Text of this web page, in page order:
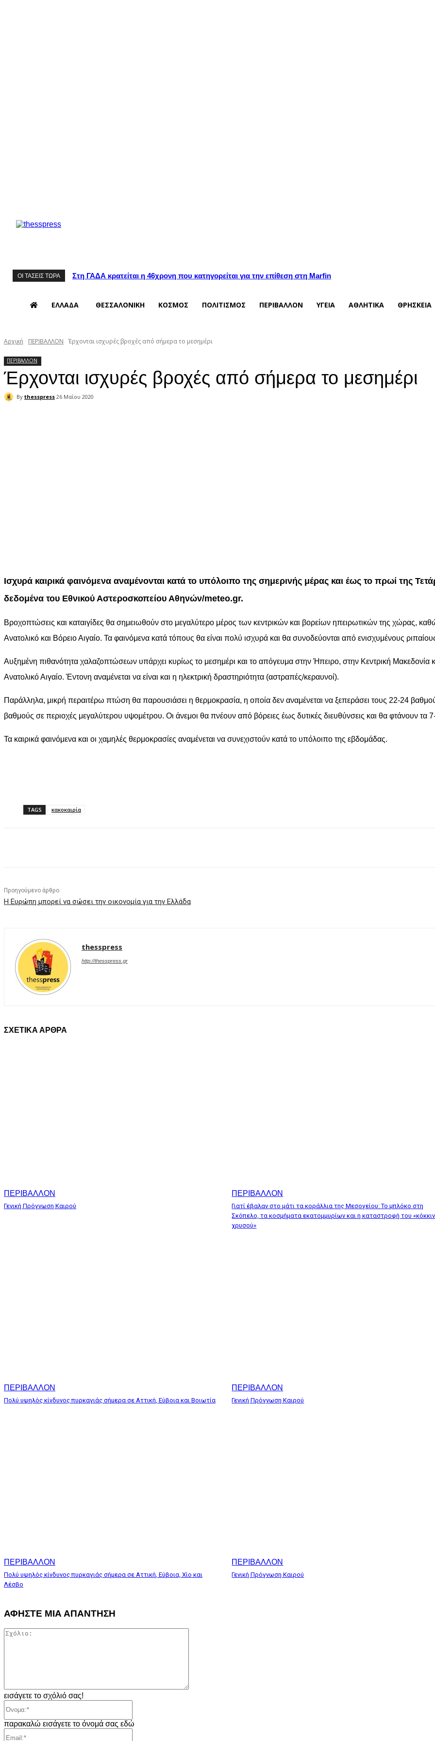
ΟΙ ΤΑΣΕΙΣ ΤΩΡΑ Στη ΓΑΔΑ κρατείται η 46χρονη που κατηγορείται για την επίθεση στη Marfin
ΕΛΛΑΔΑ ΘΕΣΣΑΛΟΝΙΚΗ ΚΟΣΜΟΣ ΠΟΛΙΤΙΣΜΟΣ ΠΕΡΙΒΑΛΛΟΝ ΥΓΕΙΑ ΑΘΛΗΤΙΚΑ ΘΡΗΣΚΕΙΑ
Αρχική ΠΕΡΙΒΑΛΛΟΝ Έρχονται ισχυρές βροχές από σήμερα το μεσημέρι
ΠΕΡΙΒΑΛΛΟΝ
Έρχονται ισχυρές βροχές από σήμερα το μεσημέρι
By thesspress 26 Μαΐου 2020
Ισχυρά καιρικά φαινόμενα αναμένονται κατά το υπόλοιπο της σημερινής μέρας και έως το πρωί της
δεδομένα του Εθνικού Αστεροσκοπείου Αθηνών/meteo.gr.
Βροχοπτώσεις και καταιγίδες θα σημειωθούν στο μεγαλύτερο μέρος των κεντρικών και βορείων ηπειρωτικών της χώρας,
Ανατολικό και Βόρειο Αιγαίο. Τα φαινόμενα κατά τόπους θα είναι πολύ ισχυρά και θα συνοδεύονται από ενισχυμένους
Αυξημένη πιθανότητα χαλαζοπτώσεων υπάρχει κυρίως το μεσημέρι και το απόγευμα στην Ήπειρο, στην Κεντρική Μακεδονία
Ανατολικό Αιγαίο. Έντονη αναμένεται να είναι και η ηλεκτρική δραστηριότητα (αστραπές/κεραυνοί).
Παράλληλα, μικρή περαιτέρω πτώση θα παρουσιάσει η θερμοκρασία, η οποία δεν αναμένεται να ξεπεράσει τους 22-24
βαθμούς σε περιοχές μεγαλύτερου υψομέτρου. Οι άνεμοι θα πνέουν από βόρειες έως δυτικές διευθύνσεις και θα φτάνουν τα
Τα καιρικά φαινόμενα και οι χαμηλές θερμοκρασίες αναμένεται να συνεχιστούν κατά το υπόλοιπο της εβδομάδας.
TAGS κακοκαιρία
Προηγούμενο άρθρο
H Ευρώπη μπορεί να σώσει την οικονομία για την Ελλάδα
thesspress
http://thesspress.gr
ΣΧΕΤΙΚΑ ΑΡΘΡΑ
ΠΕΡΙΒΑΛΛΟΝ
Γενική Πρόγνωση Καιρού
ΠΕΡΙΒΑΛΛΟΝ
Γιατί έβαλαν στο μάτι τα κοράλλια της Μεσογείου: Το μπλόκο στη
Σκόπελο, τα κοσμήματα εκατομμυρίων και η καταστροφή του
χρυσού»
ΠΕΡΙΒΑΛΛΟΝ
Πολύ υψηλός κίνδυνος πυρκαγιάς σήμερα σε Αττική, Εύβοια και Βοιωτία
ΠΕΡΙΒΑΛΛΟΝ
Γενική Πρόγνωση Καιρού
ΠΕΡΙΒΑΛΛΟΝ
Πολύ υψηλός κίνδυνος πυρκαγιάς σήμερα σε Αττική, Εύβοια, Χίο και
Λέσβο
ΠΕΡΙΒΑΛΛΟΝ
Γενική Πρόγνωση Καιρού
ΑΦΗΣΤΕ ΜΙΑ ΑΠΑΝΤΗΣΗ
εισάγετε το σχόλιό σας!
παρακαλώ εισάγετε το όνομά σας εδώ